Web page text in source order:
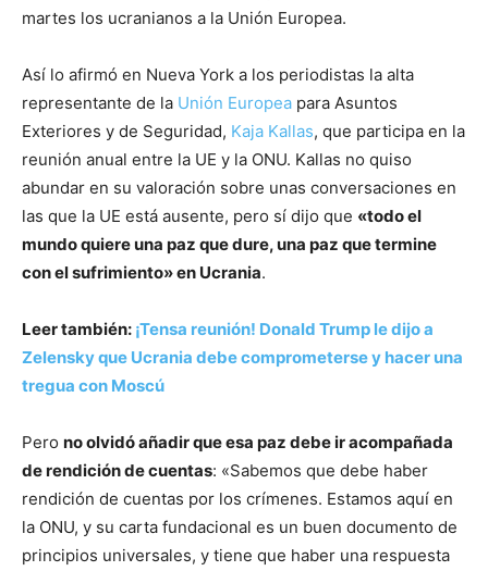
martes los ucranianos a la Unión Europea.
Así lo afirmó en Nueva York a los periodistas la alta
representante de la Unión Europea para Asuntos
Exteriores y de Seguridad, Kaja Kallas, que participa en la
reunión anual entre la UE y la ONU. Kallas no quiso
abundar en su valoración sobre unas conversaciones en
las que la UE está ausente, pero sí dijo que «todo el
mundo quiere una paz que dure, una paz que termine
con el sufrimiento» en Ucrania.
Leer también: ¡Tensa reunión! Donald Trump le dijo a
Zelensky que Ucrania debe comprometerse y hacer una
tregua con Moscú
Pero no olvidó añadir que esa paz debe ir acompañada
de rendición de cuentas: «Sabemos que debe haber
rendición de cuentas por los crímenes. Estamos aquí en
la ONU, y su carta fundacional es un buen documento de
principios universales, y tiene que haber una respuesta